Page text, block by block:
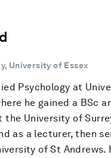
University of Essex
Psychology at
he gained a BSc
the University of
as a lecturer, then
of St Andrews.